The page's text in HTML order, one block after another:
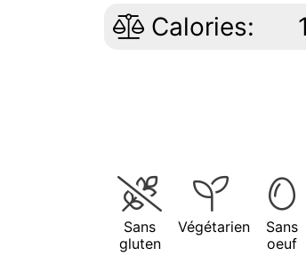
Calories:
Sans
gluten
Végétarien
Sans
oeuf